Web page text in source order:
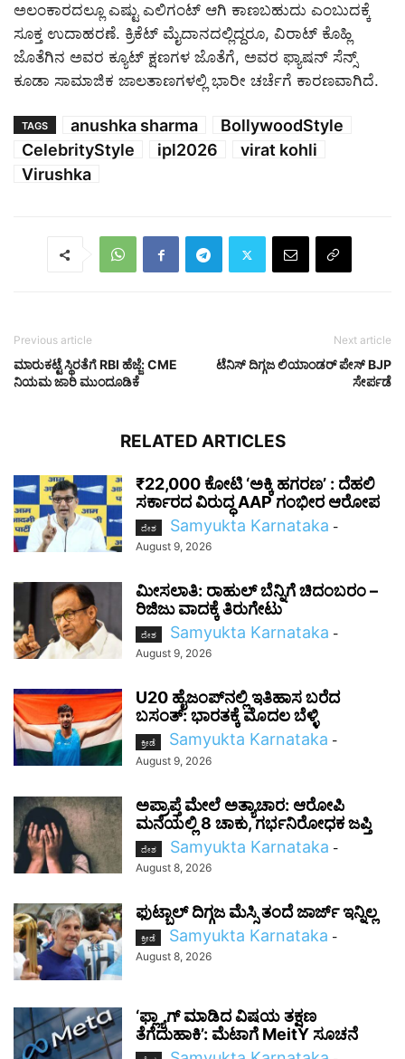
ಅಲಂಕಾರದಲ್ಲೂ ಎಷ್ಟು ಎಲಿಗಂಟ್ ಆಗಿ ಕಾಣಬಹುದು ಎಂಬುದಕ್ಕೆ
ಸೂಕ್ತ ಉದಾಹರಣೆ. ಕ್ರಿಕೆಟ್ ಮೈದಾನದಲ್ಲಿದ್ದರೂ, ವಿರಾಟ್ ಕೊಹ್ಲಿ
ಜೊತೆಗಿನ ಅವರ ಕ್ಯೂಟ್ ಕ್ಷಣಗಳ ಜೊತೆಗೆ, ಅವರ ಫ್ಯಾಷನ್ ಸೆನ್ಸ್
ಕೂಡಾ ಸಾಮಾಜಿಕ ಜಾಲತಾಣಗಳಲ್ಲಿ ಭಾರೀ ಚರ್ಚೆಗೆ ಕಾರಣವಾಗಿದೆ.
TAGS anushka sharma
BollywoodStyle
CelebrityStyle
ipl2026
virat kohli
Virushka
Previous article
ಮಾರುಕಟ್ಟೆ ಸ್ಥಿರತೆಗೆ RBI ಹೆಜ್ಜೆ: CME
ನಿಯಮ ಜಾರಿ ಮುಂದೂಡಿಕೆ
Next article
ಟೆನಿಸ್ ದಿಗ್ಗಜ ಲಿಯಾಂಡರ್ ಪೇಸ್ BJP
ಸೇರ್ಪಡೆ
RELATED ARTICLES
₹22,000 ಕೋಟಿ ‘ಅಕ್ಕಿ ಹಗರಣ’ : ದೆಹಲಿ
ಸರ್ಕಾರದ ವಿರುದ್ಧ AAP ಗಂಭೀರ ಆರೋಪ
ದೇಶ Samyukta Karnataka -
August 9, 2026
ಮೀಸಲಾತಿ: ರಾಹುಲ್ ಬೆನ್ನಿಗೆ ಚಿದಂಬರಂ –
ರಿಜಿಜು ವಾದಕ್ಕೆ ತಿರುಗೇಟು
ದೇಶ Samyukta Karnataka -
August 9, 2026
U20 ಹೈಜಂಪ್‌ನಲ್ಲಿ ಇತಿಹಾಸ ಬರೆದ
ಬಸಂತ್: ಭಾರತಕ್ಕೆ ಮೊದಲ ಬೆಳ್ಳಿ
ಕ್ರೀಡೆ Samyukta Karnataka -
August 9, 2026
ಅಪ್ರಾಪ್ತೆ ಮೇಲೆ ಅತ್ಯಾಚಾರ: ಆರೋಪಿ
ಮನೆಯಲ್ಲಿ 8 ಚಾಕು, ಗರ್ಭನಿರೋಧಕ ಜಪ್ತಿ
ದೇಶ Samyukta Karnataka -
August 8, 2026
ಫುಟ್ಬಾಲ್ ದಿಗ್ಗಜ ಮೆಸ್ಸಿ ತಂದೆ ಜಾರ್ಜ್ ಇನ್ನಿಲ್ಲ
ಕ್ರೀಡೆ Samyukta Karnataka -
August 8, 2026
‘ಫ್ಲ್ಯಾಗ್ ಮಾಡಿದ ವಿಷಯ ತಕ್ಷಣ
ತೆಗೆದುಹಾಕಿ’: ಮೆಟಾಗೆ MeitY ಸೂಚನೆ